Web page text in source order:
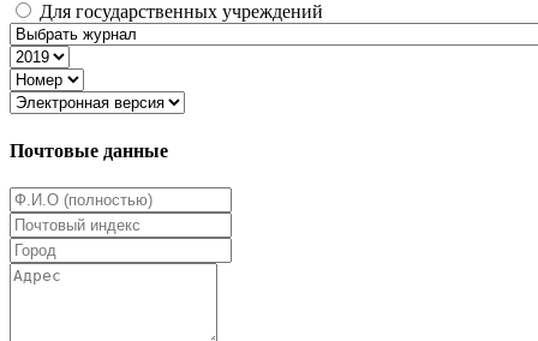
Для государственных учреждений
Почтовые данные